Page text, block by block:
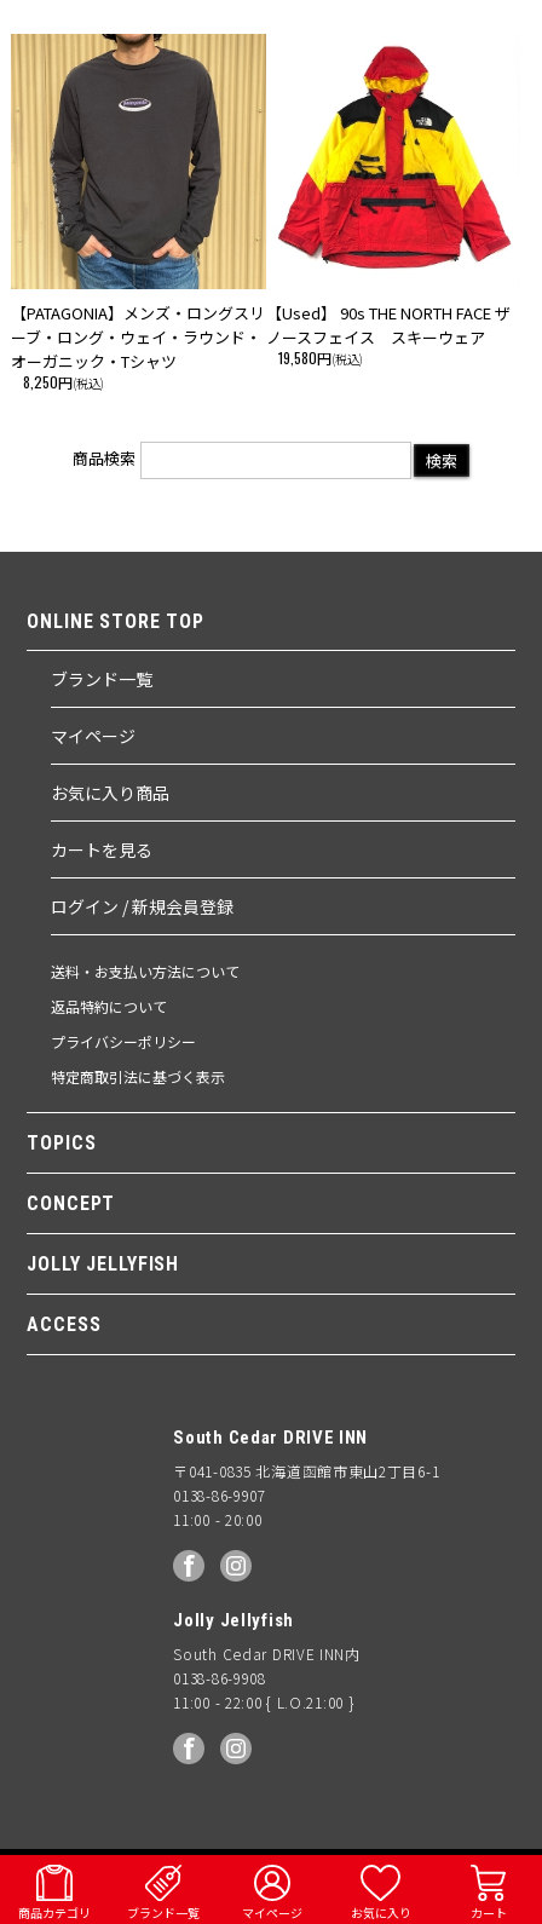
【PATAGONIA】メンズ・ロングスリ
ーブ・ロング・ウェイ・ラウンド・
オーガニック・Tシャツ
8,250円(税込)
【Used】 90s THE NORTH FACE ザ
ノースフェイス スキーウェア
19,580円(税込)
商品検索
ONLINE STORE TOP
ブランド一覧
マイページ
お気に入り商品
カートを見る
ログイン / 新規会員登録
送料・お支払い方法について
返品特約について
プライバシーポリシー
特定商取引法に基づく表示
TOPICS
CONCEPT
JOLLY JELLYFISH
ACCESS
South Cedar DRIVE INN
〒041-0835 北海道函館市東山2丁目6-1
0138-86-9907
11:00 - 20:00
facebook
Jolly Jellyfish
South Cedar DRIVE INN内
0138-86-9908
11:00 - 22:00 { L.O.21:00 }
facebook
© 2018 South Ceder DRIVE INN
商品カテゴリ
MENS WOMENS KIDS & BABY OUTDOOR ACCESSORY VINTAGE
ブランド一覧
AO Coolers
マイページ お気に入り カート